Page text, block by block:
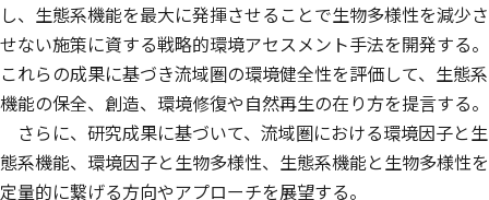
し、生態系機能を最大に発揮させることで生物多様性を減少さ
せない施策に資する戦略的環境アセスメント手法を開発する。
これらの成果に基づき流域圏の環境健全性を評価して、生態系
機能の保全、創造、環境修復や自然再生の在り方を提言する。
さらに、研究成果に基づいて、流域圏における環境因子と生
態系機能、環境因子と生物多様性、生態系機能と生物多様性を
定量的に繋げる方向やアプローチを展望する。